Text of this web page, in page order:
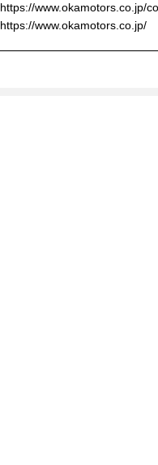
https://www.okamotors.co.jp/
https://www.okamotors.co.jp/